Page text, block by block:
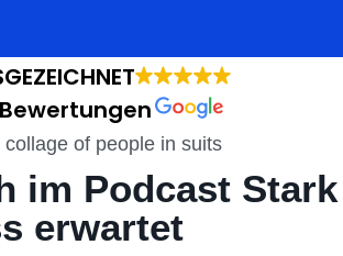
Bewertungen
im Podcast Stark
erwartet